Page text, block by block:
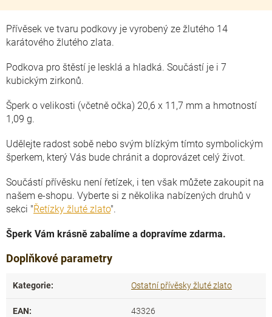
Přívěsek ve tvaru podkovy je vyrobený ze žlutého 14
karátového žlutého zlata.
Podkova pro štěstí je lesklá a hladká. Součástí je i 7
kubickým zirkonů.
Šperk o velikosti (včetně očka) 20,6 x 11,7 mm a hmotností
1,09 g.
Udělejte radost sobě nebo svým blízkým tímto symbolickým
šperkem, který Vás bude chránit a doprovázet celý život.
Součástí přívěsku není řetízek, i ten však můžete zakoupit na
našem e-shopu. Vyberte si z několika nabízených druhů v
sekci "Řetízky žluté zlato".
Šperk Vám krásně zabalíme a dopravíme zdarma.
Doplňkové parametry
Kategorie: Ostatní přívěsky žluté zlato
EAN: 43326